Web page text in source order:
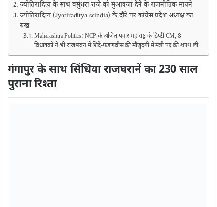
ज्योतिरादित्य के साथ वसुंधरा राजे को मुआवजा देने के राजनीतिक मायने
ज्योतिरादित्य (Jyotiraditya scindia) के दौरे पर कांग्रेस प्रदेश अध्यक्ष का
रुख
Maharashtra Politics: NCP के अजित पवार महाराष्ट्र के डिप्टी CM, 8
विधायकों ने भी राजभवन में शिंदे-फडणवीस की मौजूदगी में मंत्री पद की शपथ ली
गंगापुर के साथ सिंधिया राजघरानें का 230 साल
पुराना रिश्ता